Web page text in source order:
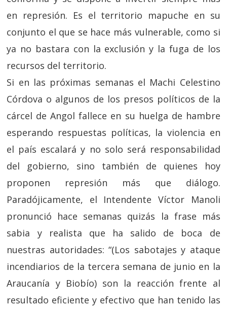
en represión. Es el territorio mapuche en su
conjunto el que se hace más vulnerable, como si
ya no bastara con la exclusión y la fuga de los
recursos del territorio.
Si en las próximas semanas el Machi Celestino
Córdova o algunos de los presos políticos de la
cárcel de Angol fallece en su huelga de hambre
esperando respuestas políticas, la violencia en
el país escalará y no solo será responsabilidad
del gobierno, sino también de quienes hoy
proponen represión más que diálogo.
Paradójicamente, el Intendente Víctor Manoli
pronunció hace semanas quizás la frase más
sabia y realista que ha salido de boca de
nuestras autoridades: “(Los sabotajes y ataque
incendiarios de la tercera semana de junio en la
Araucanía y Biobío) son la reacción frente al
resultado eficiente y efectivo que han tenido las